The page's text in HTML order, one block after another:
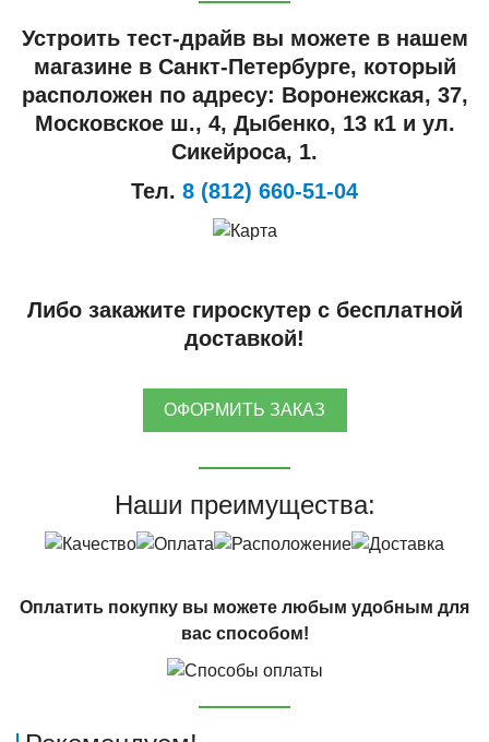
Устроить тест-драйв вы можете в нашем
магазине в Санкт-Петербурге, который
расположен по адресу: Воронежская, 37,
Московское ш., 4, Дыбенко, 13 к1 и ул.
Сикейроса, 1.
Тел. 8 (812) 660-51-04
Либо закажите гироскутер с бесплатной
доставкой!
ОФОРМИТЬ ЗАКАЗ
Наши преимущества:
Оплатить покупку вы можете любым удобным для
вас способом!